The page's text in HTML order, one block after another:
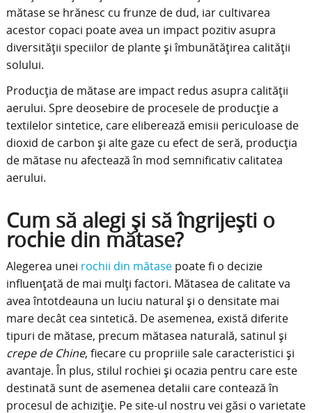
mătase se hrănesc cu frunze de dud, iar cultivarea
acestor copaci poate avea un impact pozitiv asupra
diversității speciilor de plante și îmbunătățirea calității
solului.
Producția de mătase are impact redus asupra calității
aerului. Spre deosebire de procesele de producție a
textilelor sintetice, care eliberează emisii periculoase de
dioxid de carbon și alte gaze cu efect de seră, producția
de mătase nu afectează în mod semnificativ calitatea
aerului.
Cum să alegi și să îngrijești o
rochie din mătase?
Alegerea unei rochii din mătasepoate fi o decizie
influențată de mai mulți factori. Mătasea de calitate va
avea întotdeauna un luciu natural și o densitate mai
mare decât cea sintetică. De asemenea, există diferite
tipuri de mătase, precum mătasea naturală, satinul și
crepe de Chine, fiecare cu propriile sale caracteristici și
avantaje. În plus, stilul rochiei și ocazia pentru care este
destinată sunt de asemenea detalii care contează în
procesul de achiziție. Pe site-ul nostru vei găsi o varietate